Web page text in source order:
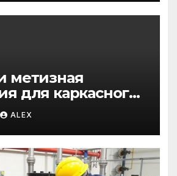
метизная
для каркасного
от
до анкеров
ALEX